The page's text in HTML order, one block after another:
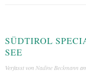
SÜDTIROL
SEE
Verfasst von Nadine Beckmann